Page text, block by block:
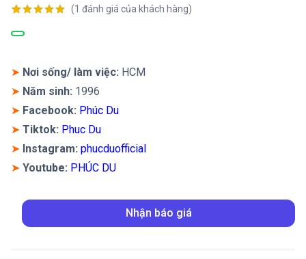
dựa trên
(1 đánh giá của khách hàng)
➤ Nơi sống/ làm việc: HCM
➤ Năm sinh: 1996
➤ Facebook: Phúc Du
➤ Tiktok: Phuc Du
➤ Instagram: phucduofficial
➤ Youtube: PHÚC DU
Nhận báo giá